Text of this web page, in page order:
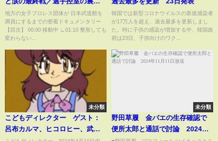
【武道館への道 Ep.6】
地方の女子プロレス団体が 日本武道館を
満員にするまでの密着ドキュメンタリー
【目次】 00:00 移動中 ∟01:10 整形しても
変わらない...
韓国では新型コロナウイルスの新規感染者
が17万人を超え、過去最多を更新しまし
た。特に子供の感染が増加する中、韓国政
府は23日、子供向けのワク...
未分類
こどもディレクター ゲスト：
呂布カルマ、ヒコロヒー、武元
未分類
野田草履 金バエの生存確認で
便所太郎と通話で討論 2024年